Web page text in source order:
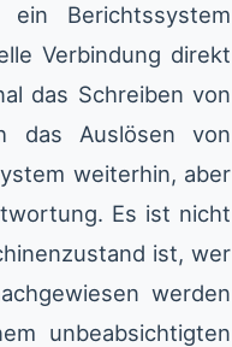
Berichtssystem
Verbindung direkt
das Schreiben von
das Auslösen von
weiterhin, aber
Es ist nicht
ist, wer
werden
unbeabsichtigten